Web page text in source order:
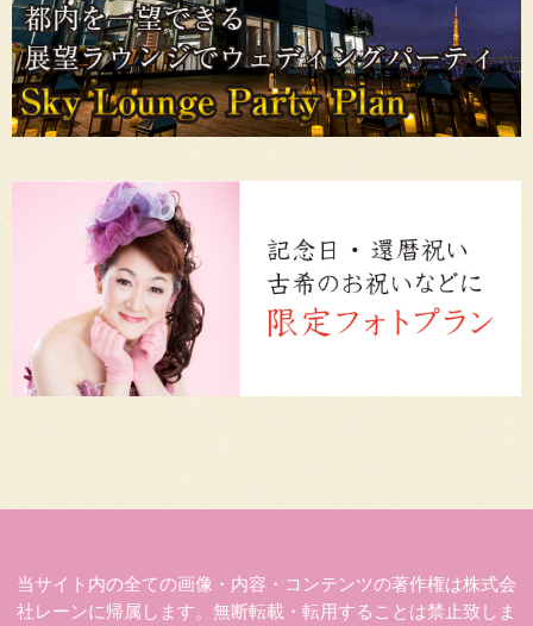
当サイト内の全ての画像・内容・コンテンツの著作権は株式会
社レーンに帰属します。無断転載・転用することは禁止致しま